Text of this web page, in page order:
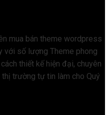
mua bán theme wordpress
với số lượng Theme phong
thiết kế hiện đại, chuyên
trường tự tin làm cho Quý